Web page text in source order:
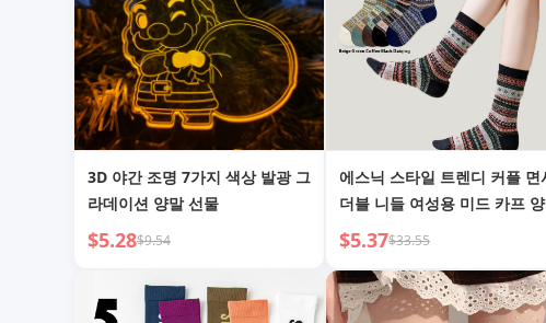
3D 야간 조명 7가지 색상 발광 그
라데이션 양말 선물
$5.28$9.54
에스닉 스타일 트렌디 커플 면
더블 니들 여성용 미드 카프
$5.37$33.55